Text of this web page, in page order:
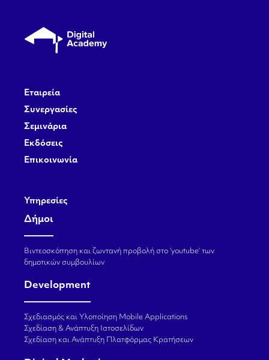
Εταιρεία
Συνεργασίες
Σεμινάρια
Εκδόσεις
Επικοινωνία
Υπηρεσίες
Δήμοι
Βιντεοσκόπηση και ζωντανή προβολή στο ‘youtube’ των
δημοτικών συμβουλίων
Development
Σχεδιασμός και Υλοποίηση Mobile Applications
Σχεδίαση & Ανάπτυξη Ιστοσελίδων
Σχεδίαση και Ανάπτυξη Πλατφόρμας Κρατήσεων